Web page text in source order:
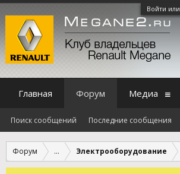
Войти
Форум ... Электрооборудование
Главная Форум
Поиск сообщений Последние сообщения
Медиа